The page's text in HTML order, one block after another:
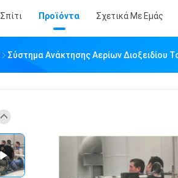
Σπίτι Προϊόντα Σχετικά Με Εμάς
Σύστημα Ανάκτησης Αερίων Διοξειδίου